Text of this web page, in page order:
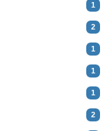
1
2
1
1
1
2